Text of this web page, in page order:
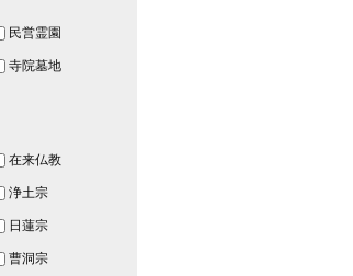
民営霊園
寺院墓地
在来仏教
浄土宗
日蓮宗
曹洞宗